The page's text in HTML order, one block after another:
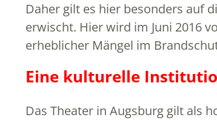
Daher gilt es hier besonders auf
erwischt. Hier wird im Juni 2016
erheblicher Mängel im
Eine kulturelle
Das Theater in Augsburg gilt als